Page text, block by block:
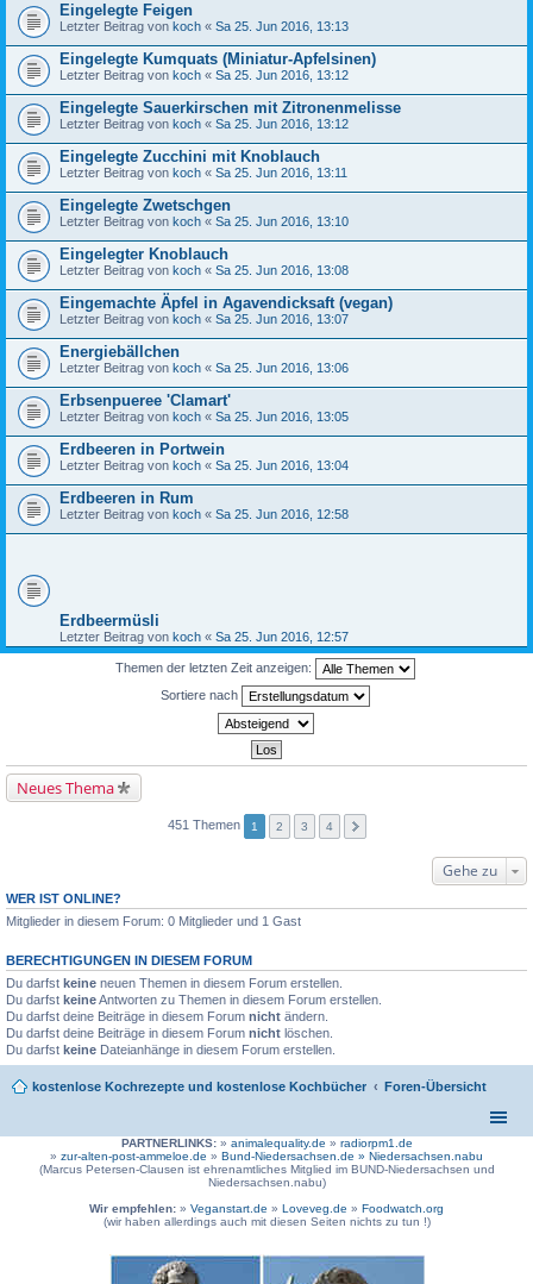
Eingelegte Feigen
Letzter Beitrag von koch « Sa 25. Jun 2016, 13:13
Eingelegte Kumquats (Miniatur-Apfelsinen)
Letzter Beitrag von koch « Sa 25. Jun 2016, 13:12
Eingelegte Sauerkirschen mit Zitronenmelisse
Letzter Beitrag von koch « Sa 25. Jun 2016, 13:12
Eingelegte Zucchini mit Knoblauch
Letzter Beitrag von koch « Sa 25. Jun 2016, 13:11
Eingelegte Zwetschgen
Letzter Beitrag von koch « Sa 25. Jun 2016, 13:10
Eingelegter Knoblauch
Letzter Beitrag von koch « Sa 25. Jun 2016, 13:08
Eingemachte Äpfel in Agavendicksaft (vegan)
Letzter Beitrag von koch « Sa 25. Jun 2016, 13:07
Energiebällchen
Letzter Beitrag von koch « Sa 25. Jun 2016, 13:06
Erbsenpueree 'Clamart'
Letzter Beitrag von koch « Sa 25. Jun 2016, 13:05
Erdbeeren in Portwein
Letzter Beitrag von koch « Sa 25. Jun 2016, 13:04
Erdbeeren in Rum
Letzter Beitrag von koch « Sa 25. Jun 2016, 12:58
Erdbeermüsli
Letzter Beitrag von koch « Sa 25. Jun 2016, 12:57
Themen der letzten Zeit anzeigen:
Sortiere nach
Neues Thema
451 Themen 1 2 3 4
Gehe zu
WER IST ONLINE?
Mitglieder in diesem Forum: 0 Mitglieder und 1 Gast
BERECHTIGUNGEN IN DIESEM FORUM
Du darfst keine neuen Themen in diesem Forum erstellen.
Du darfst keineAntworten zu Themen in diesem Forum erstellen.
Du darfst deine Beiträge in diesem Forum nicht ändern.
Du darfst deine Beiträge in diesem Forum nicht löschen.
Du darfst keine Dateianhänge in diesem Forum erstellen.
kostenlose Kochrezepte und kostenlose Kochbücher Foren-Übersicht
PARTNERLINKS:» animalequality.de » radiorpm1.de
» zur-alten-post-ammeloe.de » Bund-Niedersachsen.de » Niedersachsen.nabu
(Marcus Petersen-Clausen ist ehrenamtliches Mitglied im BUND-Niedersachsen und
Niedersachsen.nabu)
Wir empfehlen: » Veganstart.de » Loveveg.de » Foodwatch.org
(wir haben allerdings auch mit diesen Seiten nichts zu tun !)